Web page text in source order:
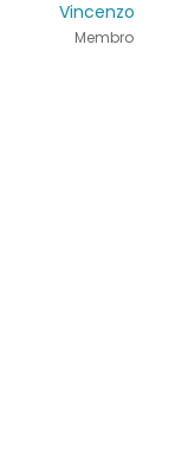
Vincenzo
Membro